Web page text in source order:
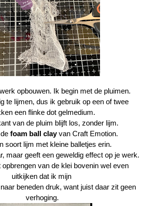
opbouwen. Ik begin met de pluimen.
te lijmen, dus ik gebruik op een of twee
een flinke dot gelmedium.
van de pluim blijft los, zonder lijm.
foam ball clayvan Craft Emotion.
soort lijm met kleine balletjes erin.
maar geeft een geweldig effect op je werk.
opbrengen van de klei bovenin wel even
uitkijken dat ik mijn
beneden druk, want juist daar zit geen
verhoging.